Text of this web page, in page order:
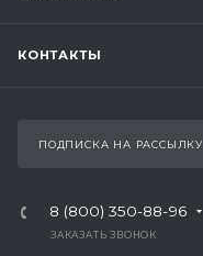
КОНТАКТЫ
ПОДПИСКА НА РАССЫЛКУ
8 (800) 350-88-96
ЗАКАЗАТЬ ЗВОНОК